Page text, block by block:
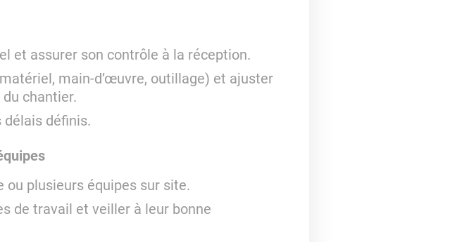
et assurer son contrôle à la réception.
main-d’œuvre, outillage) et ajuster
chantier.
délais définis.
ou plusieurs équipes sur site.
de travail et veiller à leur bonne